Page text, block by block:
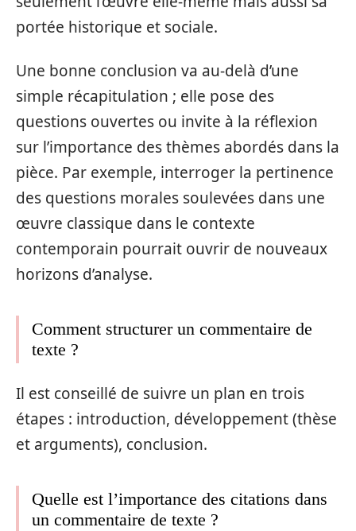
portée historique et sociale.
Une bonne conclusion va au-delà d’une
simple récapitulation ; elle pose des
questions ouvertes ou invite à la réflexion
sur l’importance des thèmes abordés dans la
pièce. Par exemple, interroger la pertinence
des questions morales soulevées dans une
œuvre classique dans le contexte
contemporain pourrait ouvrir de nouveaux
horizons d’analyse.
Comment structurer un commentaire de
texte ?
Il est conseillé de suivre un plan en trois
étapes : introduction, développement (thèse
et arguments), conclusion.
Quelle est l’importance des citations dans
un commentaire de texte ?